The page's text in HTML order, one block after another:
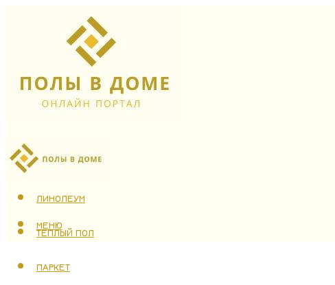
ЛАМИНАТ
ЛИНОЛЕУМ
ТЕПЛЫЙ ПОЛ
ПАРКЕТ
МЕНЮ